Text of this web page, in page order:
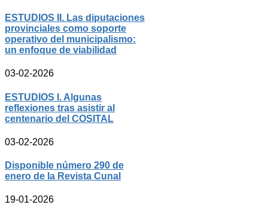
ESTUDIOS II. Las diputaciones
provinciales como soporte
operativo del municipalismo:
un enfoque de viabilidad
03-02-2026
ESTUDIOS I. Algunas
reflexiones tras asistir al
centenario del COSITAL
03-02-2026
Disponible número 290 de
enero de la Revista Cunal
19-01-2026